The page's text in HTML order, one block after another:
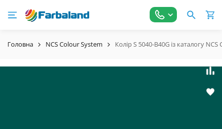
Головна NCS Colour System Колір S 5040-B40G із каталогу